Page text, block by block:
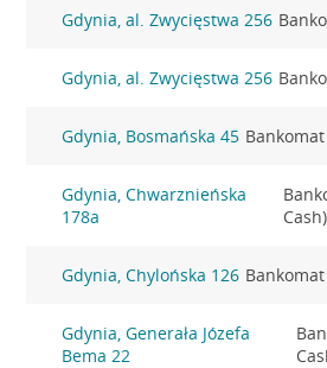
Gdynia, al. Zwycięstwa 256
Gdynia, al. Zwycięstwa 256
Gdynia, Bosmańska 45
Gdynia, Chwarznieńska
178a
Cash)
Gdynia, Chylońska 126
Gdynia, Generała Józefa
Bema 22